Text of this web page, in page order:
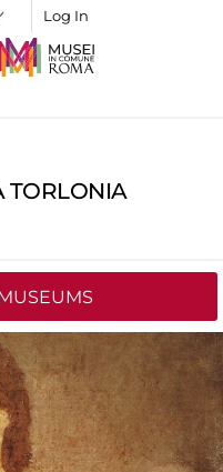
Log In
TORLONIA